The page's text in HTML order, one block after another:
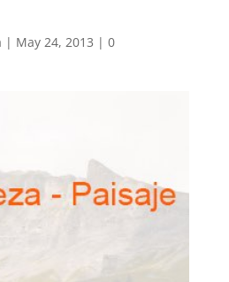
| May 24, 2013 | 0